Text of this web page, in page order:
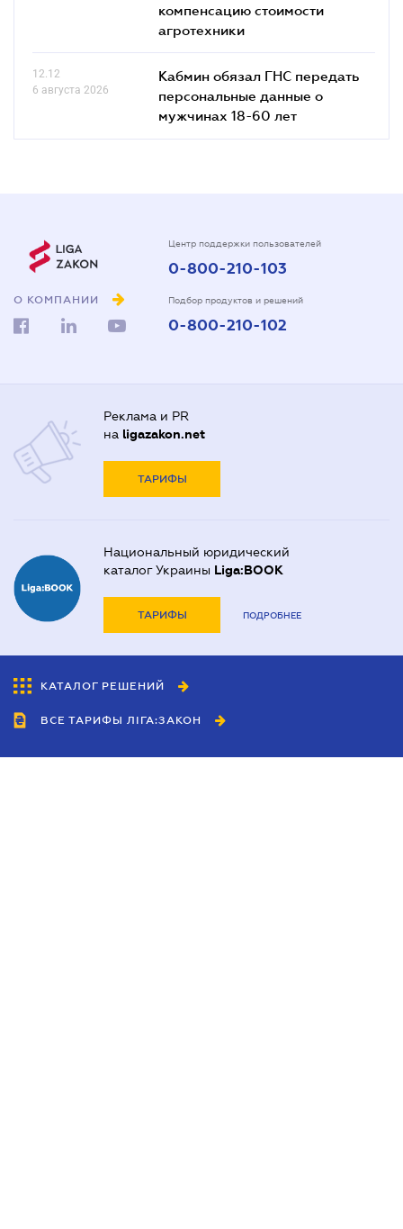
компенсацию стоимости
агротехники
12.12
6 августа 2026
Кабмин обязал ГНС передать
персональные данные о
мужчинах 18-60 лет
О КОМПАНИИ
Центр поддержки пользователей
0-800-210-103
Подбор продуктов и решений
0-800-210-102
Реклама и PR
на ligazakon.net
ТАРИФЫ
Национальный юридический
каталог Украины Liga:BOOK
ТАРИФЫ ПОДРОБНЕЕ
КАТАЛОГ РЕШЕНИЙ
ВСЕ ТАРИФЫ ЛІГА:ЗАКОН